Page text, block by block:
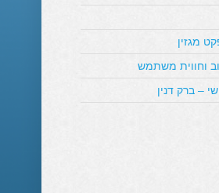
מגזין
וחווית משתמש
– ברק דנין